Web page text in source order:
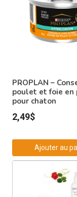
PROPLAN –
poulet et foie en
pour chaton
2,49$
Ajouter au